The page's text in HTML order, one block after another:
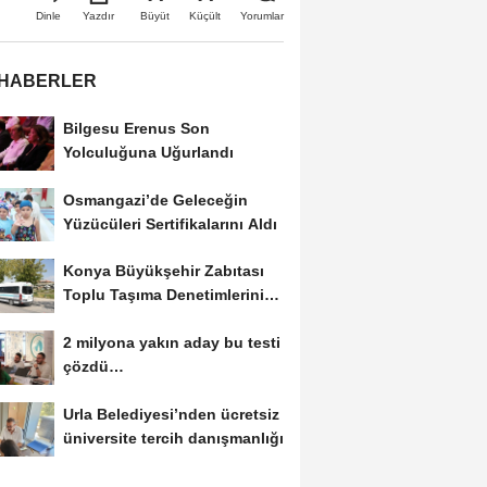
Dinle Yazdır Büyüt Küçült Yorumlar
Bilgesu Erenus Son
Yolculuğuna Uğurlandı
Osmangazi’de Geleceğin
Yüzücüleri Sertifikalarını Aldı
Konya Büyükşehir Zabıtası
Toplu Taşıma Denetimlerini
2 milyona yakın aday bu testi
çözdü…
Urla Belediyesi’nden ücretsiz
üniversite tercih danışmanlığı